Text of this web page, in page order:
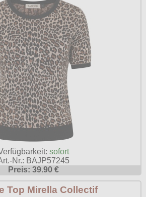
sofort
Nr.: BAJP57245
Preis: 39.90 €
Top Mirella Collectif